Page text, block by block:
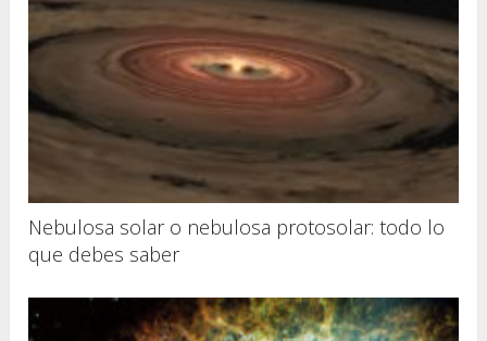
Nebulosa solar o nebulosa protosolar: todo lo
que debes saber